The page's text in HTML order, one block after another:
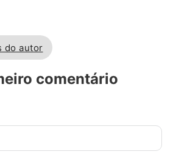
do autor
comentário